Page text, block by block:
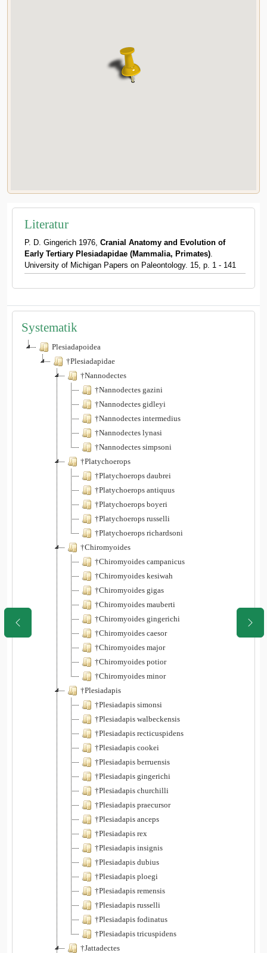
Literatur
P. D. Gingerich 1976, Cranial Anatomy and Evolution of
Early Tertiary Plesiadapidae (Mammalia, Primates).
University of Michigan Papers on Paleontology. 15, p. 1 - 141
Systematik
Plesiadapoidea
†Plesiadapidae
†Nannodectes
†Nannodectes gazini
†Nannodectes gidleyi
†Nannodectes intermedius
†Nannodectes lynasi
†Nannodectes simpsoni
†Platychoerops
†Platychoerops daubrei
†Platychoerops antiquus
†Platychoerops boyeri
†Platychoerops russelli
†Platychoerops richardsoni
†Chiromyoides
†Chiromyoides campanicus
†Chiromyoides kesiwah
†Chiromyoides gigas
†Chiromyoides mauberti
†Chiromyoides gingerichi
†Chiromyoides caesor
†Chiromyoides major
†Chiromyoides potior
†Chiromyoides minor
†Plesiadapis
†Plesiadapis simonsi
†Plesiadapis walbeckensis
†Plesiadapis recticuspidens
†Plesiadapis cookei
†Plesiadapis berruensis
†Plesiadapis gingerichi
†Plesiadapis churchilli
†Plesiadapis praecursor
†Plesiadapis anceps
†Plesiadapis rex
†Plesiadapis insignis
†Plesiadapis dubius
†Plesiadapis ploegi
†Plesiadapis remensis
†Plesiadapis russelli
†Plesiadapis fodinatus
†Plesiadapis tricuspidens
†Jattadectes